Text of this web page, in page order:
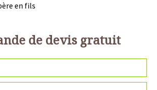
en fils
de devis gratuit